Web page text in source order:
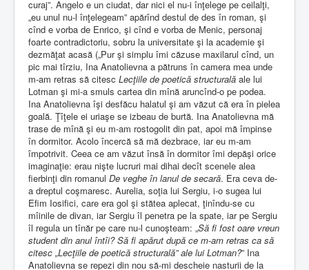
curaj”. Angelo e un ciudat, dar nici el nu-i înţelege pe ceilalţi,
„eu unul nu-l înţelegeam” apărînd destul de des în roman, şi
cînd e vorba de Enrico, şi cînd e vorba de Menic, personaj
foarte contradictoriu, sobru la universitate şi la academie şi
dezmăţat acasă („Pur şi simplu îmi căzuse maxilarul cînd, un
pic mai tîrziu, Ina Anatolievna a pătruns în camera mea unde
m-am retras să citesc Lecţiile de poetică structurală ale lui
Lotman şi mi-a smuls cartea din mînă aruncînd-o pe podea.
Ina Anatolievna îşi desfăcu halatul şi am văzut că era în pielea
goală. Ţîţele ei uriaşe se izbeau de burtă. Ina Anatolievna mă
trase de mînă şi eu m-am rostogolit din pat, apoi mă împinse
în dormitor. Acolo încercă să mă dezbrace, iar eu m-am
împotrivit. Ceea ce am văzut însă în dormitor îmi depăşi orice
imaginaţie: erau nişte lucruri mai dihai decît scenele alea
fierbinţi din romanul De veghe în lanul de secară. Era ceva de-
a dreptul coşmaresc. Aurelia, soţia lui Sergiu, i-o sugea lui
Efim Iosifici, care era gol şi stătea aplecat, ţinîndu-se cu
mîinile de divan, iar Sergiu îl penetra pe la spate, iar pe Sergiu
îl regula un tînăr pe care nu-l cunoşteam: „Să fi fost oare vreun
student din anul întîi? Să fi apărut după ce m-am retras ca să
citesc „Lecţiile de poetică structurală” ale lui Lotman?” Ina
Anatolievna se repezi din nou să-mi descheie nasturii de la